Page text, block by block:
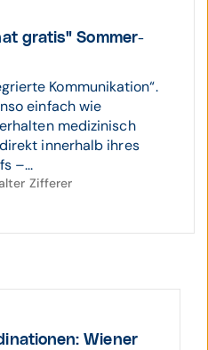
gratis" Sommer­
Kommunikation“.
einfach wie
medizinisch
innerhalb ihres
–...
Zifferer
Wiener